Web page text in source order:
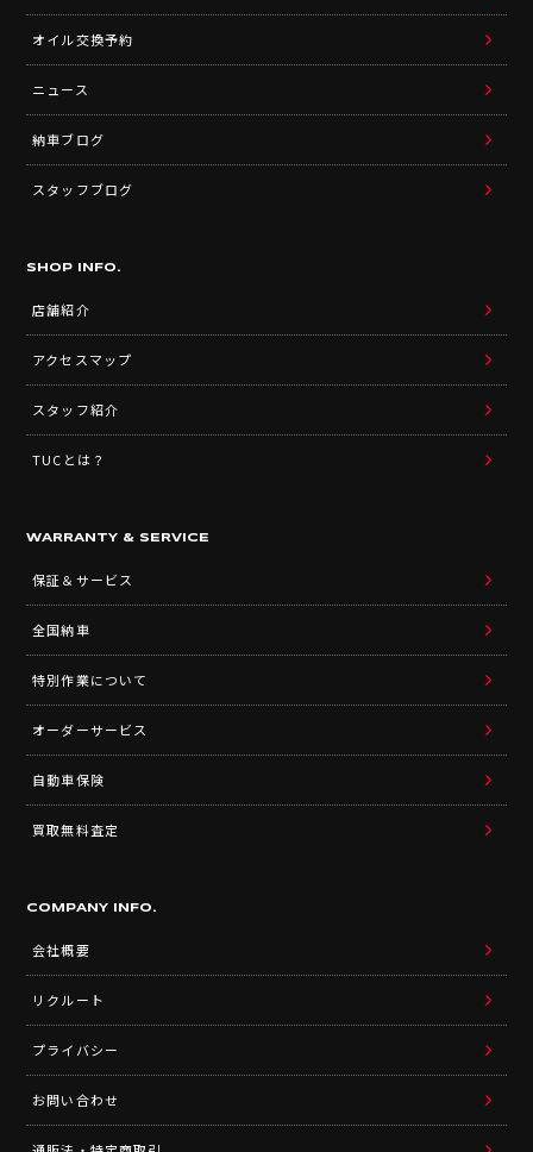
オイル交換予約
ニュース
納車ブログ
スタッフブログ
SHOP INFO.
店舗紹介
アクセスマップ
スタッフ紹介
TUCとは？
WARRANTY & SERVICE
保証＆サービス
全国納車
特別作業について
オーダーサービス
自動車保険
買取無料査定
COMPANY INFO.
会社概要
リクルート
プライバシー
お問い合わせ